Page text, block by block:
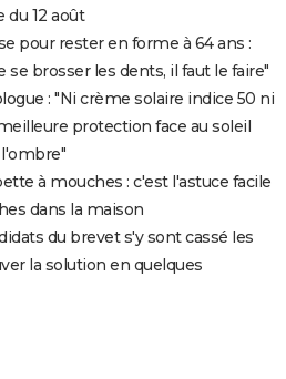
du 12 août
pour rester en forme à 64 ans :
brosser les dents, il faut le faire"
: "Ni crème solaire indice 50 ni
protection face au soleil
à mouches : c'est l'astuce facile
dans la maison
du brevet s'y sont cassé les
la solution en quelques